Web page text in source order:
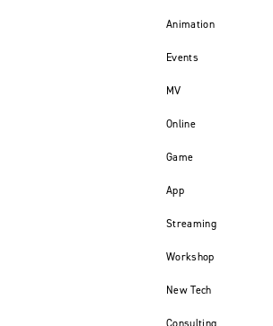
Animation
Events
MV
Online
Game
App
Streaming
Workshop
New Tech